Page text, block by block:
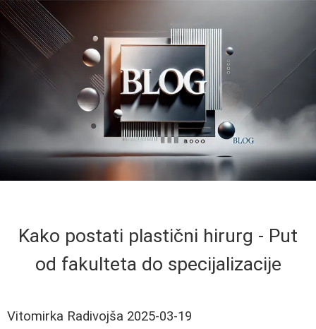
Kako postati plastični hirurg - Put
od fakulteta do specijalizacije
Vitomirka Radivojša 2025-03-19